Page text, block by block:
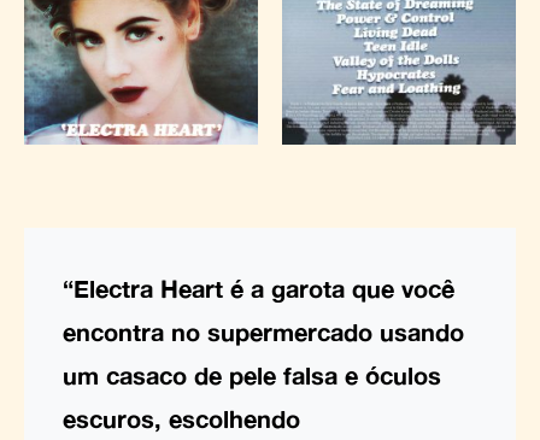
“Electra Heart é a garota que você
encontra no supermercado usando
um casaco de pele falsa e óculos
escuros, escolhendo